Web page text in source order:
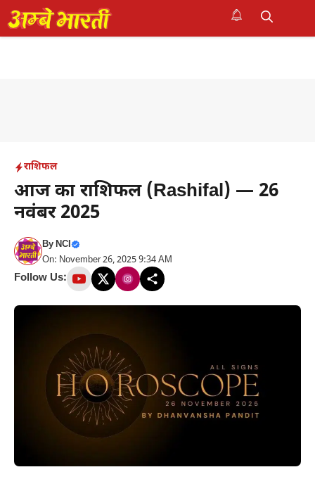
Skip
to
राशिफल
आज का राशिफल (Rashifal) — 26
नवंबर 2025
ByNCI
On: November 26, 2025 9:34 AM
Follow Us: